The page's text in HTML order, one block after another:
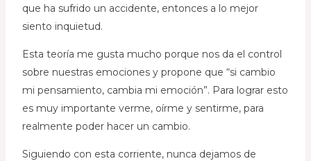
que ha sufrido un accidente, entonces a lo mejor
siento inquietud.
Esta teoría me gusta mucho porque nos da el control
sobre nuestras emociones y propone que “si cambio
mi pensamiento, cambia mi emoción”. Para lograr esto
es muy importante verme, oírme y sentirme, para
realmente poder hacer un cambio.
Siguiendo con esta corriente, nunca dejamos de